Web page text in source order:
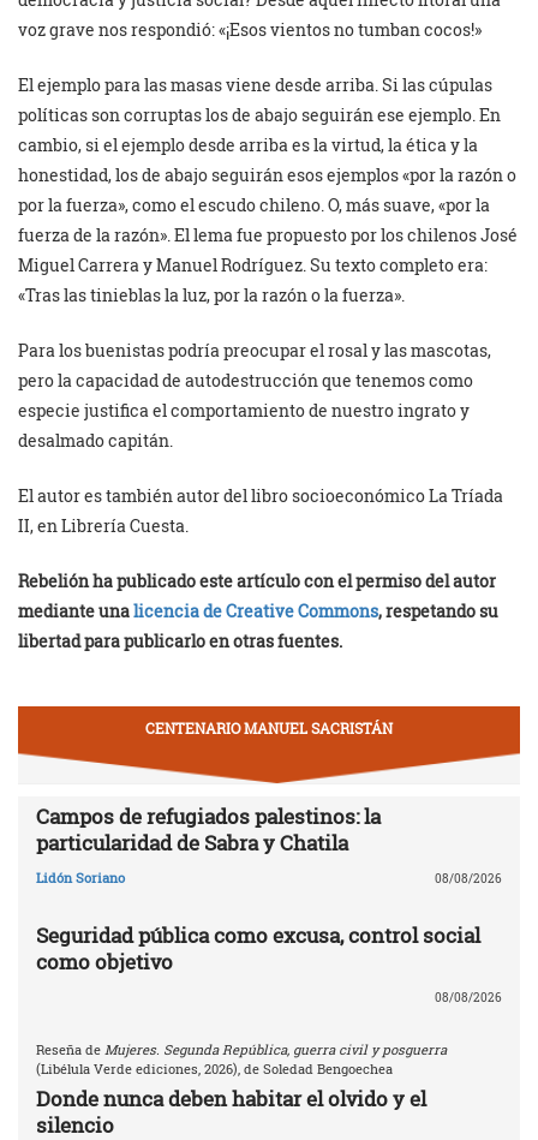
voz grave nos respondió: «¡Esos vientos no tumban cocos!»
El ejemplo para las masas viene desde arriba. Si las cúpulas
políticas son corruptas los de abajo seguirán ese ejemplo. En
cambio, si el ejemplo desde arriba es la virtud, la ética y la
honestidad, los de abajo seguirán esos ejemplos «por la razón o
por la fuerza», como el escudo chileno. O, más suave, «por la
fuerza de la razón». El lema fue propuesto por los chilenos José
Miguel Carrera y Manuel Rodríguez. Su texto completo era:
«Tras las tinieblas la luz, por la razón o la fuerza».
Para los buenistas podría preocupar el rosal y las mascotas,
pero la capacidad de autodestrucción que tenemos como
especie justifica el comportamiento de nuestro ingrato y
desalmado capitán.
El autor es también autor del libro socioeconómico La Tríada
II, en Librería Cuesta.
Rebelión ha publicado este artículo con el permiso del autor
mediante unalicencia de Creative Commons, respetando su
libertad para publicarlo en otras fuentes.
CENTENARIO MANUEL SACRISTÁN
Campos de refugiados palestinos: la
particularidad de Sabra y Chatila
Lidón Soriano 08/08/2026
Seguridad pública como excusa, control social
como objetivo
08/08/2026
Reseña de Mujeres. Segunda República, guerra civil y posguerra
(Libélula Verde ediciones, 2026), de Soledad Bengoechea
Donde nunca deben habitar el olvido y el
silencio